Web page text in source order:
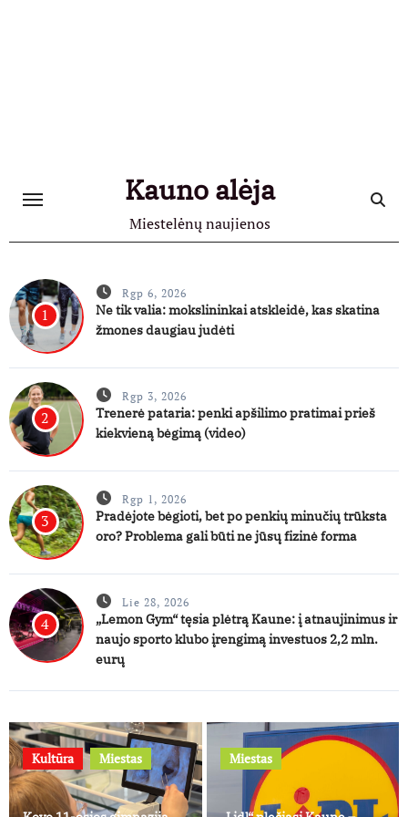
Kauno alėja
Miestelėnų naujienos
1
Rgp 6, 2026
Ne tik valia: mokslininkai atskleidė, kas skatina
žmones daugiau judėti
2
Rgp 3, 2026
Trenerė pataria: penki apšilimo pratimai prieš
kiekvieną bėgimą (video)
3
Rgp 1, 2026
Pradėjote bėgioti, bet po penkių minučių trūksta
oro? Problema gali būti ne jūsų fizinė forma
4
Lie 28, 2026
„Lemon Gym“ tęsia plėtrą Kaune: į atnaujinimus ir
naujo sporto klubo įrengimą investuos 2,2 mln.
eurų
Kultūra Miestas Miestas